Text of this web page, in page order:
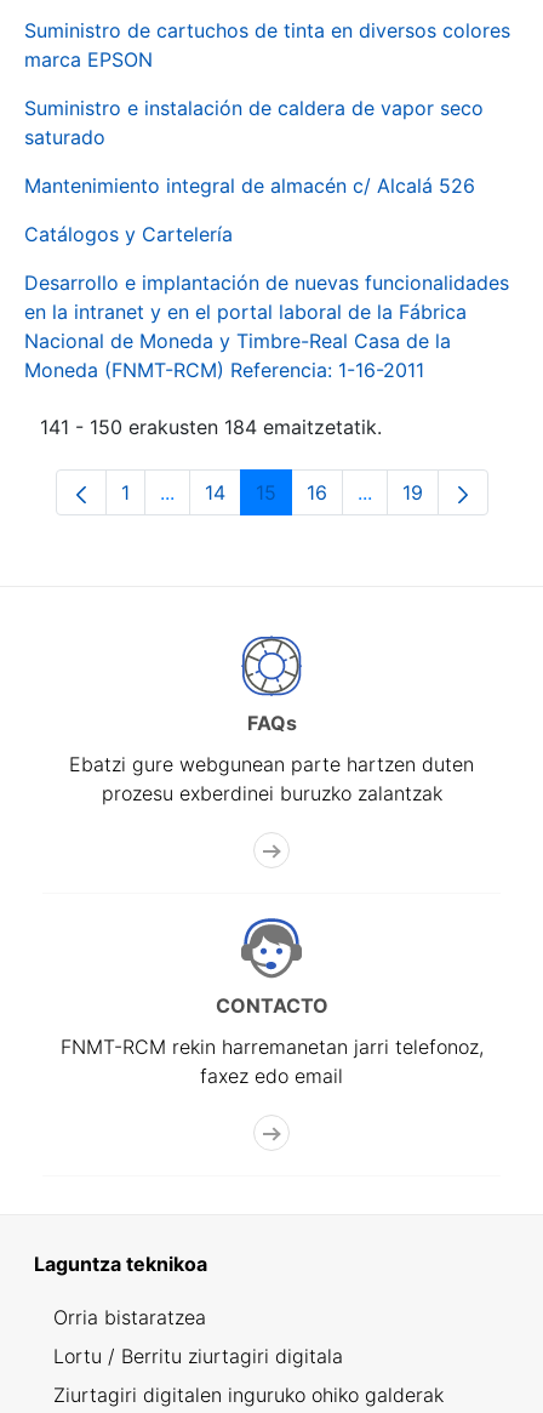
Suministro de cartuchos de tinta en diversos colores
marca EPSON
Suministro e instalación de caldera de vapor seco
saturado
Mantenimiento integral de almacén c/ Alcalá 526
Catálogos y Cartelería
Desarrollo e implantación de nuevas funcionalidades
en la intranet y en el portal laboral de la Fábrica
Nacional de Moneda y Timbre-Real Casa de la
Moneda (FNMT-RCM) Referencia: 1-16-2011
141 - 150 erakusten 184 emaitzetatik.
Orrialdea
1 ...Intermediate Pages Use TAB to navigate.
Orrialdea
14 Orrialdea
15 Orrialdea
16 ...Intermediate
Orrialdea
19
FAQs
Ebatzi gure webgunean parte hartzen duten
prozesu exberdinei buruzko zalantzak
CONTACTO
FNMT-RCM rekin harremanetan jarri telefonoz,
faxez edo email
Laguntza teknikoa
Orria bistaratzea
Lortu / Berritu ziurtagiri digitala
Ziurtagiri digitalen inguruko ohiko galderak